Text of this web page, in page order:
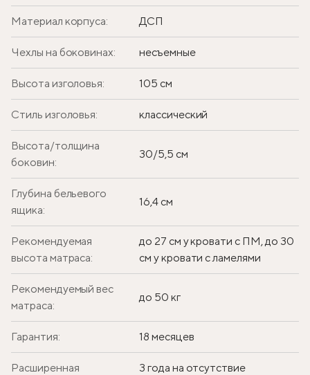
Материал корпуса: ДСП
Чехлы на боковинах: несъемные
Высота изголовья: 105 см
Стиль изголовья: классический
Высота/толщина
боковин:
30/5,5 см
Глубина бельевого
ящика:
16,4 см
Рекомендуемая
высота матраса:
до 27 см у кровати с ПМ, до 30
см у кровати с ламелями
Рекомендуемый вес
матраса:
до 50 кг
Гарантия: 18 месяцев
Расширенная
3 года на отсутствие